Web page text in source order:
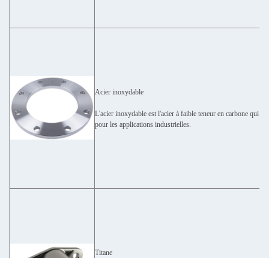
Acier inoxydable
L'acier inoxydable est l'acier à faible teneur en carbone qui
pour les applications industrielles.
Titane